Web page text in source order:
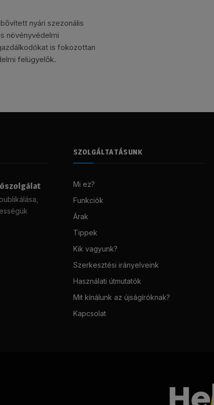
nyári szezonális
növényvédelmi
is fokozottan
felügyelők.
SZOLGÁLTATÁSUNK
Mi ez?
Funkciók
Árak
Tippek
Kik vagyunk?
Szerkesztési irányelveink
Használati útmutatók
Mit kínálunk az újságíróknak?
Kapcsolat